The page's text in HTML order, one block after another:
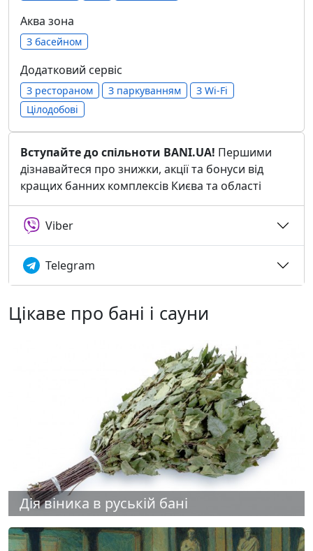
Аква зона
З басейном
Додатковий сервіс
З рестораном З паркуванням
З Wi-Fi
Цілодобові
Вступайте до спільноти BANI.UA! Першими
дізнавайтеся про знижки, акції та бонуси від
кращих банних комплексів Києва та області
Viber
Telegram
Цікаве про бані і сауни
Дія віника в руській бані